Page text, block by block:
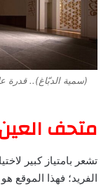
(سمية الدبّاغ).. قدرة
متحف العين
تشعر بامتياز كبير
الفريد؛ فهذا الموقع